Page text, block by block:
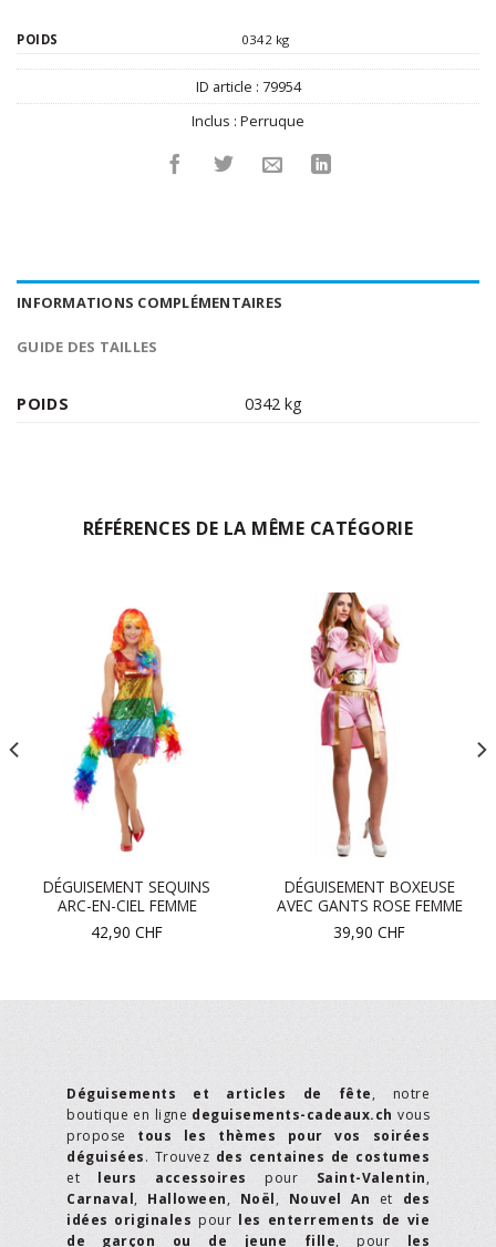
POIDS 0342 kg
ID article : 79954
Inclus : Perruque
INFORMATIONS COMPLÉMENTAIRES
GUIDE DES TAILLES
POIDS 0342 kg
RÉFÉRENCES DE LA MÊME CATÉGORIE
DÉGUISEMENT SEQUINS
ARC-EN-CIEL FEMME
42,90 CHF
DÉGUISEMENT BOXEUSE
AVEC GANTS ROSE FEMME
39,90 CHF
Déguisements et articles de fête, notre
boutique en ligne deguisements-cadeaux.ch vous
propose tous les thèmes pour vos soirées
déguisées. Trouvez des centaines de costumes
et leurs accessoires pour Saint-Valentin,
Carnaval, Halloween, Noël, Nouvel An et des
idées originales pour les enterrements de vie
de garçon ou de jeune fille, pour les